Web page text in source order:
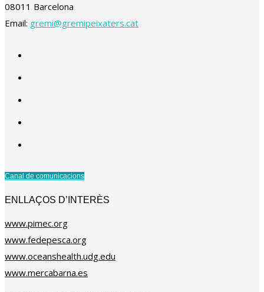
08011 Barcelona
Email: gremi@gremipeixaters.cat
Canal de comunicacions
ENLLAÇOS D’INTERÈS
www.pimec.org
www.fedepesca.org
www.oceanshealth.udg.edu
www.mercabarna.es